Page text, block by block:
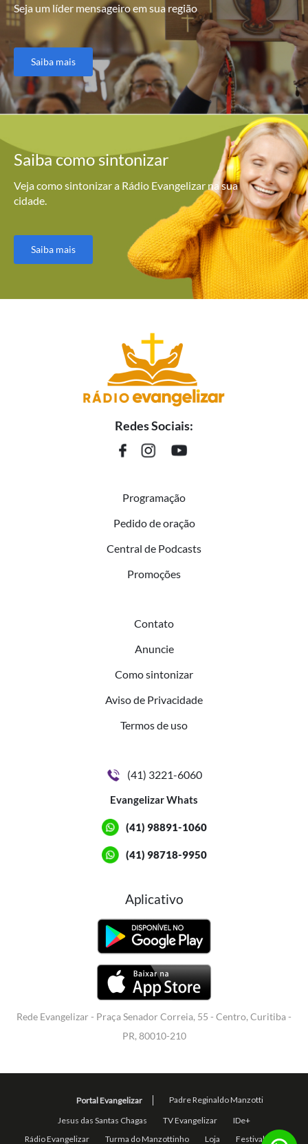
Seja um líder mensageiro em sua região
Saiba mais
Saiba comosintonizar
Veja como sintonizar a Rádio Evangelizar na sua
cidade.
Saiba mais
Redes Sociais:
Programação
Pedido de oração
Central de Podcasts
Promoções
Contato
Anuncie
Como sintonizar
Aviso de Privacidade
Termos de uso
(41) 3221-6060
Evangelizar Whats
(41) 98891-1060
(41) 98718-9950
Aplicativo
Rede Evangelizar - Praça Senador Correia, 55 - Centro, Curitiba -
PR, 80010-210